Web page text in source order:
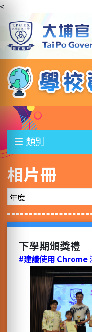
<
類別
相片冊
下學期頒獎禮
#建議使用 Chrome